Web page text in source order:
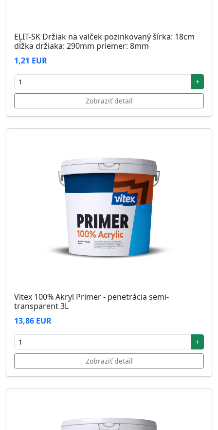
ELIT-SK Držiak na valček pozinkovaný šírka: 18cm
dĺžka držiaka: 290mm priemer: 8mm
1,21 EUR
+
Zobraziť detail
Vitex 100% Akryl Primer - penetrácia semi-
transparent 3L
13,86 EUR
+
Zobraziť detail